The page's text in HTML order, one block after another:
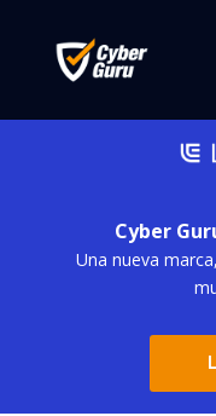
Cyber
Una nueva
Después de que
8400 millones